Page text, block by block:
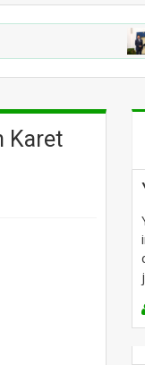
Karet